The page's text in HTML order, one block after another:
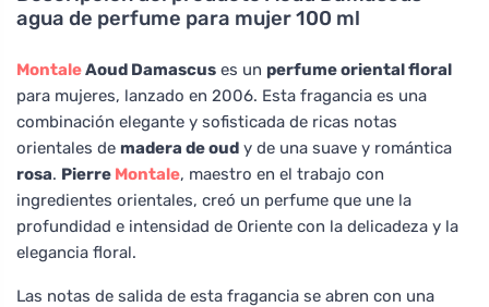
agua de perfume para mujer 100 ml
MontaleAoud Damascus es un perfume oriental floral
para mujeres, lanzado en 2006. Esta fragancia es una
combinación elegante y sofisticada de ricas notas
orientales de madera de oud y de una suave y romántica
rosa. Pierre Montale, maestro en el trabajo con
ingredientes orientales, creó un perfume que une la
profundidad e intensidad de Oriente con la delicadeza y la
elegancia floral.
Las notas de salida de esta fragancia se abren con una